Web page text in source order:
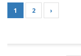
1 2 ›